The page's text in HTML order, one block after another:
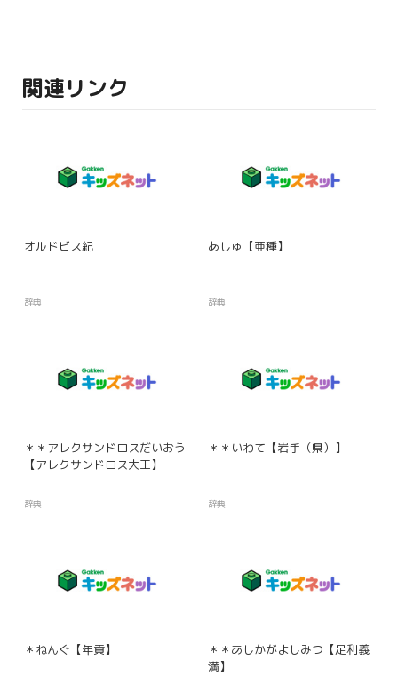
関連リンク
オルドビス紀
辞典
あしゅ【亜種】
辞典
＊＊アレクサンドロスだいおう
【アレクサンドロス大王】
辞典
＊＊いわて【岩手（県）】
辞典
＊ねんぐ【年貢】
＊＊あしかがよしみつ【足利義
満】